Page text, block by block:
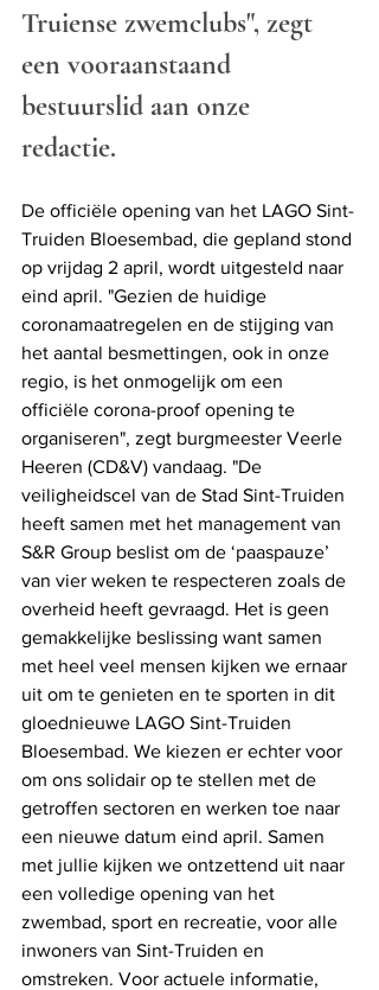
Truiense zwemclubs", zegt
een vooraanstaand
bestuurslid aan onze
redactie.
De officiële opening van het LAGO Sint-
Truiden Bloesembad, die gepland stond
op vrijdag 2 april, wordt uitgesteld naar
eind april. "Gezien de huidige
coronamaatregelen en de stijging van
het aantal besmettingen, ook in onze
regio, is het onmogelijk om een
officiële corona-proof opening te
organiseren", zegt burgmeester Veerle
Heeren (CD&V) vandaag. "De
veiligheidscel van de Stad Sint-Truiden
heeft samen met het management van
S&R Group beslist om de ‘paaspauze’
van vier weken te respecteren zoals de
overheid heeft gevraagd. Het is geen
gemakkelijke beslissing want samen
met heel veel mensen kijken we ernaar
uit om te genieten en te sporten in dit
gloednieuwe LAGO Sint-Truiden
Bloesembad. We kiezen er echter voor
om ons solidair op te stellen met de
getroffen sectoren en werken toe naar
een nieuwe datum eind april. Samen
met jullie kijken we ontzettend uit naar
een volledige opening van het
zwembad, sport en recreatie, voor alle
inwoners van Sint-Truiden en
omstreken. Voor actuele informatie,